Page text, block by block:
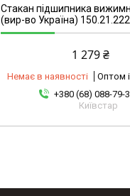
Стакан підшипника
(вир-во Україна) 150.21.222
1 279 ₴
Немає в наявності
Оптом
+380 (68) 088-79-
Київстар